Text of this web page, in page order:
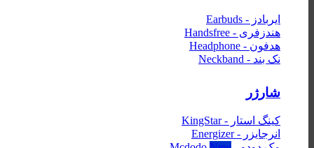
ایربادز - Earbuds
هندزفری - Handsfree
هدفون - Headphone
نک بند - Neckband
شارژر
کینگ استار - KingStar
انرجایزر - Energizer